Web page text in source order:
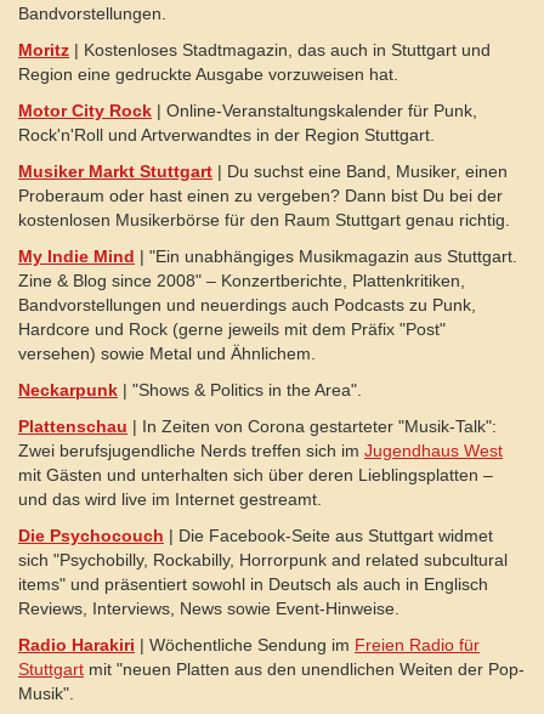
Bandvorstellungen.
Moritz | Kostenloses Stadtmagazin, das auch in Stuttgart und
Region eine gedruckte Ausgabe vorzuweisen hat.
Motor City Rock | Online-Veranstaltungskalender für Punk,
Rock'n'Roll und Artverwandtes in der Region Stuttgart.
Musiker Markt Stuttgart | Du suchst eine Band, Musiker, einen
Proberaum oder hast einen zu vergeben? Dann bist Du bei der
kostenlosen Musikerbörse für den Raum Stuttgart genau richtig.
My Indie Mind | "Ein unabhängiges Musikmagazin aus Stuttgart.
Zine & Blog since 2008" – Konzertberichte, Plattenkritiken,
Bandvorstellungen und neuerdings auch Podcasts zu Punk,
Hardcore und Rock (gerne jeweils mit dem Präfix "Post"
versehen) sowie Metal und Ähnlichem.
Neckarpunk | "Shows & Politics in the Area".
Plattenschau | In Zeiten von Corona gestarteter "Musik-Talk":
Zwei berufsjugendliche Nerds treffen sich im Jugendhaus West
mit Gästen und unterhalten sich über deren Lieblingsplatten –
und das wird live im Internet gestreamt.
Die Psychocouch | Die Facebook-Seite aus Stuttgart widmet
sich "Psychobilly, Rockabilly, Horrorpunk and related subcultural
items" und präsentiert sowohl in Deutsch als auch in Englisch
Reviews, Interviews, News sowie Event-Hinweise.
Radio Harakiri | Wöchentliche Sendung im Freien Radio für
Stuttgart mit "neuen Platten aus den unendlichen Weiten der Pop-
Musik".